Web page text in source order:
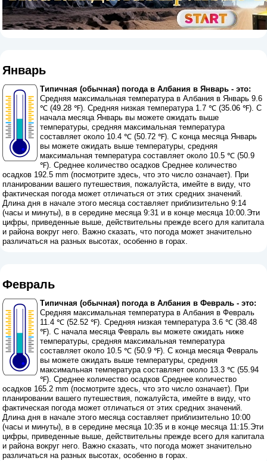
Январь
Типичная (обычная) погода в Албания в Январь - это:
Средняя максимальная температура в Албания в Январь 9.6
℃ (49.28 ℉). Средняя низкая температура 1.7 ℃ (35.06 ℉). С
начала месяца Январь вы можете ожидать выше
температуры, средняя максимальная температура
составляет около 10.4 ℃ (50.72 ℉). С конца месяца Январь
вы можете ожидать выше температуры, средняя
максимальная температура составляет около 10.5 ℃ (50.9
℉). Среднее количество осадков Среднее количество
осадков 192.5 mm (посмотрите здесь, что это число означает). При
планировании вашего путешествия, пожалуйста, имейте в виду, что
фактическая погода может отличаться от этих средних значений.
Длина дня в начале этого месяца составляет приблизительно 9:14
(часы и минуты), в в середине месяца 9:31 и в конце месяца 10:00.Эти
цифры, приведенные выше, действительны прежде всего для капитала
и района вокруг него. Важно сказать, что погода может значительно
различаться на разных высотах, особенно в горах.
Февраль
Типичная (обычная) погода в Албания в Февраль - это:
Средняя максимальная температура в Албания в Февраль
11.4 ℃ (52.52 ℉). Средняя низкая температура 3.6 ℃ (38.48
℉). С начала месяца Февраль вы можете ожидать ниже
температуры, средняя максимальная температура
составляет около 10.5 ℃ (50.9 ℉). С конца месяца Февраль
вы можете ожидать выше температуры, средняя
максимальная температура составляет около 13.3 ℃ (55.94
℉). Среднее количество осадков Среднее количество
осадков 165.2 mm (посмотрите здесь, что это число означает). При
планировании вашего путешествия, пожалуйста, имейте в виду, что
фактическая погода может отличаться от этих средних значений.
Длина дня в начале этого месяца составляет приблизительно 10:00
(часы и минуты), в в середине месяца 10:35 и в конце месяца 11:15.Эти
цифры, приведенные выше, действительны прежде всего для капитала
и района вокруг него. Важно сказать, что погода может значительно
различаться на разных высотах, особенно в горах.